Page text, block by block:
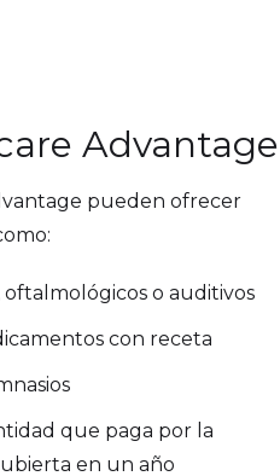
Advantage
pueden ofrecer
oftalmológicos o auditivos
con receta
que paga por la
en un año